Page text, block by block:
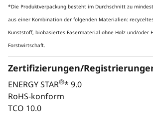
*Die Produktverpackung besteht im Durchschnitt zu
aus einer Kombination der folgenden Materialien:
Kunststoff, biobasiertes Fasermaterial ohne Holz und/oder
Forstwirtschaft.
Zertifizierungen/
ENERGY STAR®* 9.0
RoHS-konform
TCO 10.0